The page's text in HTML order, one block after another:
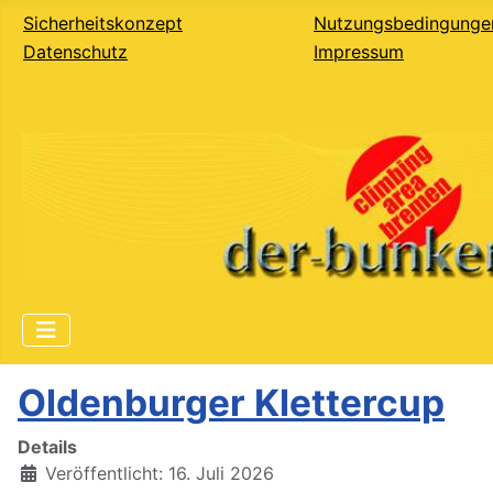
Sicherheitskonzept
Datenschutz
Impressum
Oldenburger Klettercup
Details
Veröffentlicht: 16. Juli 2026